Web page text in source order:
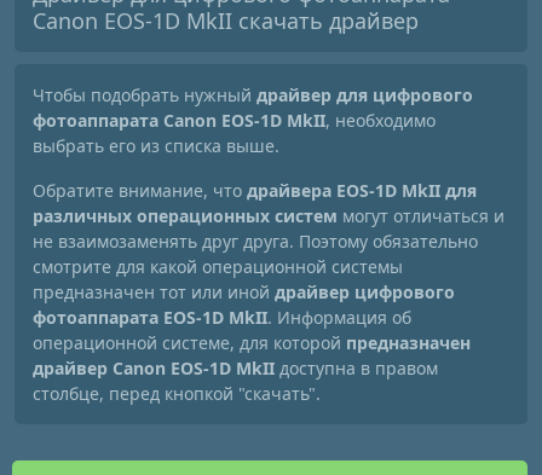
Canon EOS-1D MkII скачать драйвер
Чтобы подобрать нужный драйвер для цифрового
фотоаппарата Canon EOS-1D MkII, необходимо
выбрать его из списка выше.
Обратите внимание, что драйвера EOS-1D MkII для
различных операционных систем могут отличаться и
не взаимозаменять друг друга. Поэтому обязательно
смотрите для какой операционной системы
предназначен тот или иной драйвер цифрового
фотоаппарата EOS-1D MkII. Информация об
операционной системе, для которой предназначен
драйвер Canon EOS-1D MkII доступна в правом
столбце, перед кнопкой "скачать".